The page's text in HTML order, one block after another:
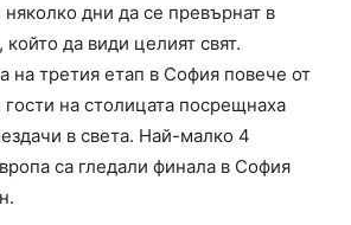
няколко дни да се превърнат в
който да види целият свят.
етап в София повече от
на столицата посрещнаха
в света. Най-малко 4
са гледали финала в София